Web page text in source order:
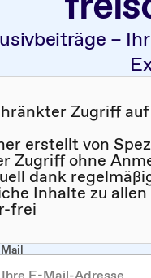
–
Zugriff
erstellt von
Zugriff ohne
dank
Inhalte zu
frei